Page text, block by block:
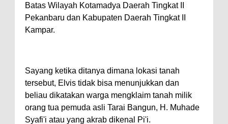
Batas Wilayah Kotamadya Daerah Tingkat II
Pekanbaru dan Kabupaten Daerah Tingkat II
Kampar.
Sayang ketika ditanya dimana lokasi tanah
tersebut, Elvis tidak bisa menunjukkan dan
beliau dikatakan warga mengklaim tanah milik
orang tua pemuda asli Tarai Bangun, H. Muhade
Syafi'i atau yang akrab dikenal Pi'i.